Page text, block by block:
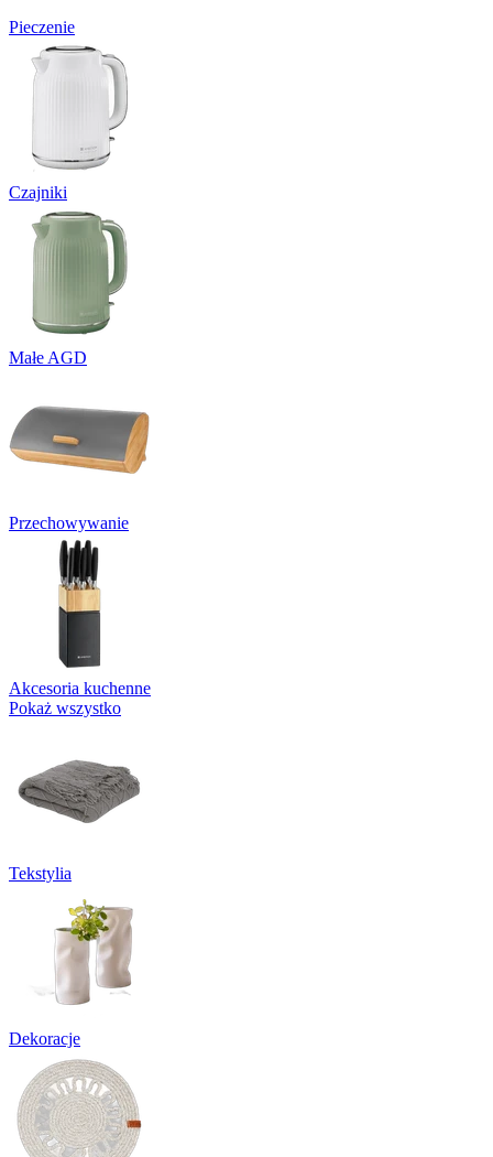
Pieczenie
Czajniki
Małe AGD
Przechowywanie
Akcesoria kuchenne
Pokaż wszystko
Tekstylia
Dekoracje